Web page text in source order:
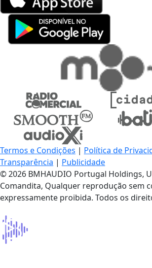
Termos e Condições | Política de
Transparência | Publicidade
© 2026 BMHAUDIO Portugal Holdings,
Comandita, Qualquer reprodução sem
expressamente proibida. Todos os